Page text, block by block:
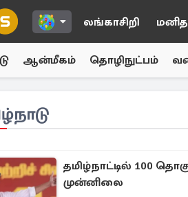
லங்காசிறி
ஆன்மீகம் தொழிநுட்பம்
தமிழ்நாட்டில் 100
முன்னிலை